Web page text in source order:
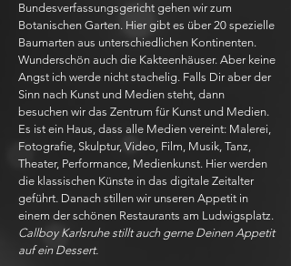
Bundesverfassungsgericht gehen wir zum
Botanischen Garten. Hier gibt es über 20 spezielle
Baumarten aus unterschiedlichen Kontinenten.
Wunderschön auch die Kakteenhäuser. Aber keine
Angst ich werde nicht stachelig. Falls Dir aber der
Sinn nach Kunst und Medien steht, dann
besuchen wir das Zentrum für Kunst und Medien.
Es ist ein Haus, dass alle Medien vereint: Malerei,
Fotografie, Skulptur, Video, Film, Musik, Tanz,
Theater, Performance, Medienkunst. Hier werden
die klassischen Künste in das digitale Zeitalter
geführt. Danach stillen wir unseren Appetit in
einem der schönen Restaurants am Ludwigsplatz.
Callboy Karlsruhe stillt auch gerne Deinen Appetit
auf ein Dessert.